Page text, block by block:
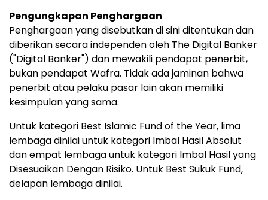
Pengungkapan Penghargaan
Penghargaan yang disebutkan di sini ditentukan dan
diberikan secara independen oleh The Digital Banker
("Digital Banker") dan mewakili pendapat penerbit,
bukan pendapat Wafra. Tidak ada jaminan bahwa
penerbit atau pelaku pasar lain akan memiliki
kesimpulan yang sama.
Untuk kategori Best Islamic Fund of the Year, lima
lembaga dinilai untuk kategori Imbal Hasil Absolut
dan empat lembaga untuk kategori Imbal Hasil yang
Disesuaikan Dengan Risiko. Untuk Best Sukuk Fund,
delapan lembaga dinilai.